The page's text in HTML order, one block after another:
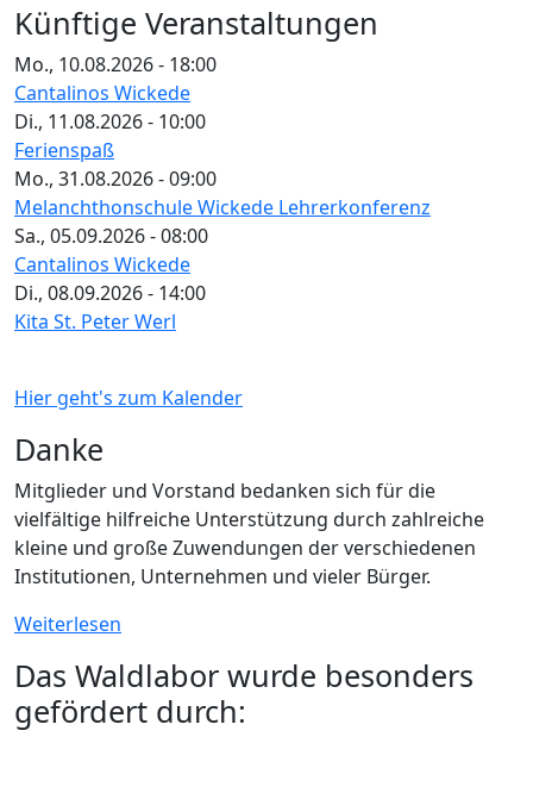
Künftige Veranstaltungen
Mo., 10.08.2026 - 18:00
Cantalinos Wickede
Di., 11.08.2026 - 10:00
Ferienspaß
Mo., 31.08.2026 - 09:00
Melanchthonschule Wickede Lehrerkonferenz
Sa., 05.09.2026 - 08:00
Cantalinos Wickede
Di., 08.09.2026 - 14:00
Kita St. Peter Werl
Hier geht's zum Kalender
Danke
Mitglieder und Vorstand bedanken sich für die
vielfältige hilfreiche Unterstützung durch zahlreiche
kleine und große Zuwendungen der verschiedenen
Institutionen, Unternehmen und vieler Bürger.
Weiterlesen
Das Waldlabor wurde besonders
gefördert durch: